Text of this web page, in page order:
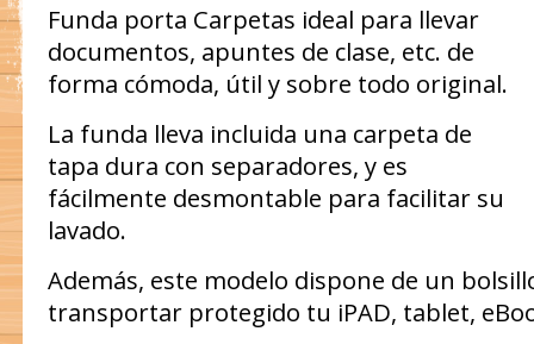
Funda porta Carpetas ideal para llevar
documentos, apuntes de clase, etc. de
forma cómoda, útil y sobre todo original.
La funda lleva incluida una carpeta de
tapa dura con separadores, y es
fácilmente desmontable para facilitar su
lavado.
Además, este modelo dispone de un
transportar protegido tu iPAD, tablet,